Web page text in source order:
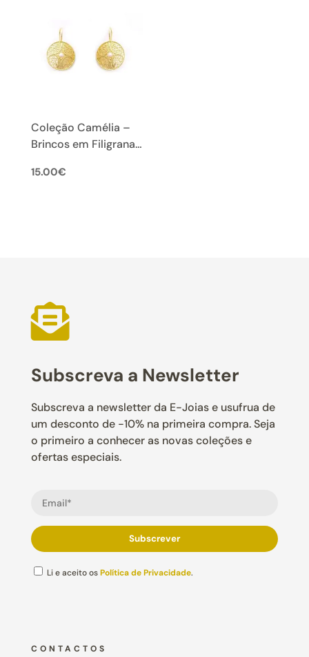
Coleção Camélia –
Brincos em Filigrana
15.00€

Subscreva a Newsletter
Subscreva a newsletter da E-Joias e usufrua de
um desconto de -10% na primeira compra. Seja
o primeiro a conhecer as novas coleções e
ofertas especiais.
Li e aceito osPolítica de Privacidade.
CONTACTOS